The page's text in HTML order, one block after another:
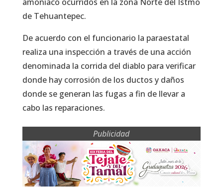
de Tehuantepec.
De acuerdo con el funcionario la paraestatal
realiza una inspección a través de una acción
denominada la corrida del diablo para verificar
donde hay corrosión de los ductos y daños
donde se generan las fugas a fin de llevar a
cabo las reparaciones.
Publicidad